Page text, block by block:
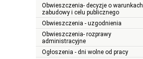
Obwieszczenia- decyzje o warunkach
zabudowy i celu publicznego
Obwieszczenia - uzgodnienia
Obwieszczenia- rozprawy
administracyjne
Ogłoszenia - dni wolne od pracy